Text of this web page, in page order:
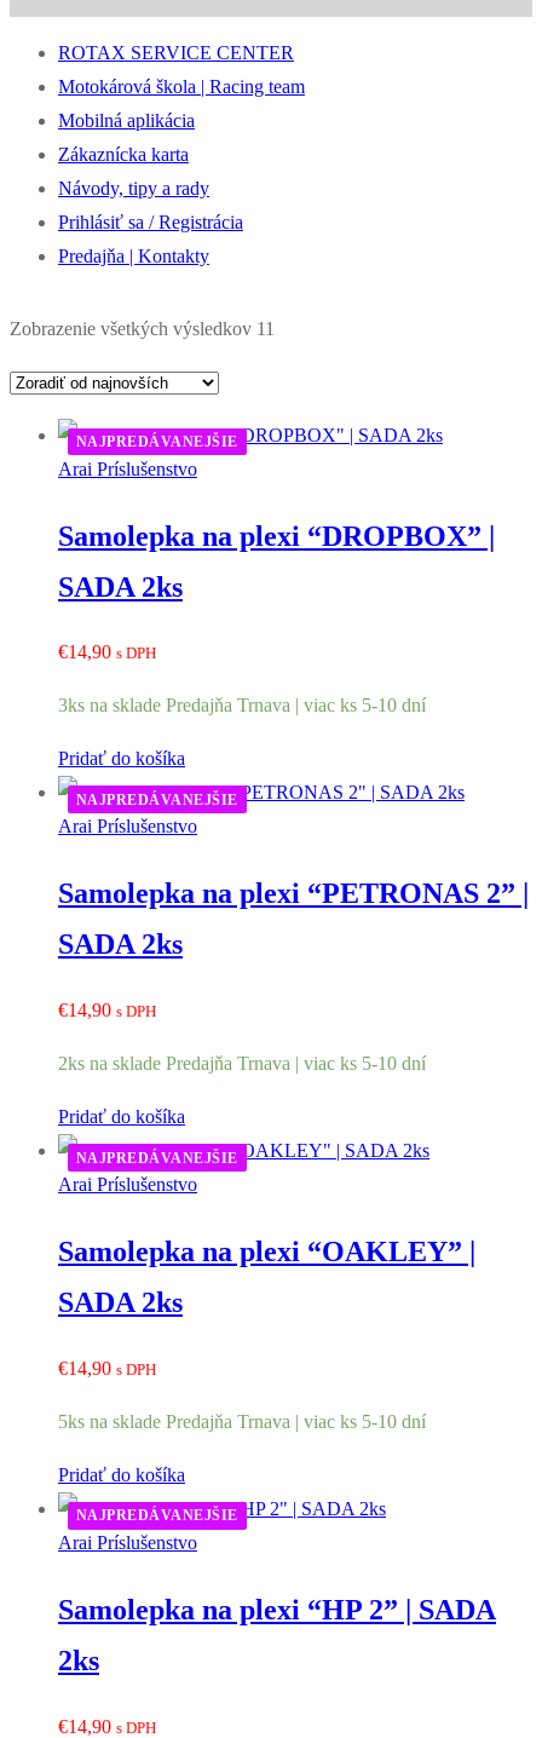
ROTAX SERVICE CENTER
Motokárová škola | Racing team
Mobilná aplikácia
Zákaznícka karta
Návody, tipy a rady
Prihlásiť sa / Registrácia
Predajňa | Kontakty
Zobrazenie všetkých výsledkov 11
Arai Príslušenstvo
NAJPREDÁVANEJŠIE
Samolepka na plexi “DROPBOX” |
SADA 2ks
€14,90 s DPH
3ks na sklade Predajňa Trnava | viac ks 5-10 dní
Pridať do košíka
Arai Príslušenstvo
NAJPREDÁVANEJŠIE
Samolepka na plexi “PETRONAS 2” |
SADA 2ks
€14,90 s DPH
2ks na sklade Predajňa Trnava | viac ks 5-10 dní
Pridať do košíka
Arai Príslušenstvo
NAJPREDÁVANEJŠIE
Samolepka na plexi “OAKLEY” |
SADA 2ks
€14,90 s DPH
5ks na sklade Predajňa Trnava | viac ks 5-10 dní
Pridať do košíka
Arai Príslušenstvo
NAJPREDÁVANEJŠIE
Samolepka na plexi “HP 2” | SADA
2ks
€14,90 s DPH